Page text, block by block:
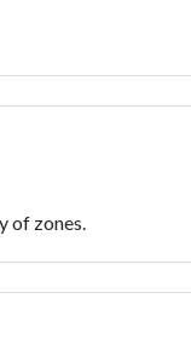
of zones.